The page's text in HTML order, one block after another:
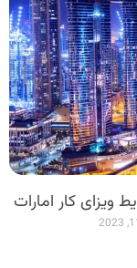
ویزای کار امارات